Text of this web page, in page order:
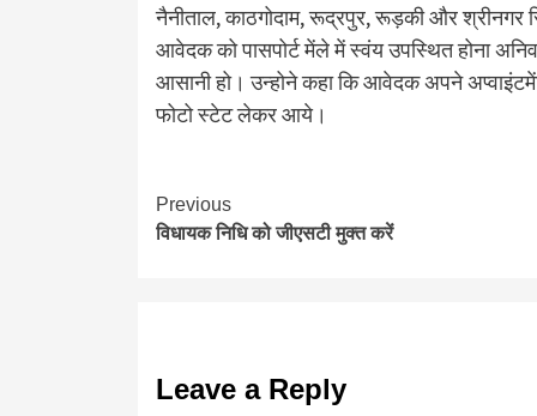
नैनीताल, काठगोदाम, रूद्रपुर, रूड़की और श्रीनगर
आवेदक को पासपोर्ट मेंले में स्वंय उपस्थित होना
आसानी हो। उन्होने कहा कि आवेदक अपने
फोटो स्टेट लेकर आये।
Continue
Reading
Previous
विधायक निधि को जीएसटी मुक्त करें
Leave a Reply